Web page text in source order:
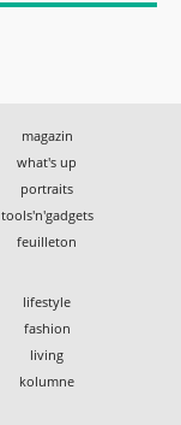
magazin
what's up
portraits
tools'n'gadgets
feuilleton
lifestyle
fashion
living
kolumne